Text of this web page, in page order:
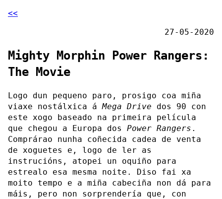
<<
27-05-2020
Mighty Morphin Power Rangers:
The Movie
Logo dun pequeno paro, prosigo coa miña
viaxe nostálxica áMega Drive dos 90 con
este xogo baseado na primeira película
que chegou a Europa dos Power Rangers .
Comprárao nunha coñecida cadea de venta
de xoguetes e, logo de ler as
instrucións, atopei un oquiño para
estrealo esa mesma noite. Diso fai xa
moito tempo e a miña cabeciña non dá para
máis, pero non sorprendería que, con